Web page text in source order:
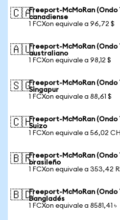
🇨🇦Freeport-McMoRan (Ondo
canadiense
1 FCXon equivale a 96,72 $
🇦🇺Freeport-McMoRan (Ondo
australiano
1 FCXon equivale a 98,12 $
🇸🇬Freeport-McMoRan (Ondo
Singapur
1 FCXon equivale a 88,61 $
🇨🇭Freeport-McMoRan (Ondo
Suizo
1 FCXon equivale a 56,02
🇧🇷Freeport-McMoRan (Ondo
brasileño
1 FCXon equivale a 353,42
🇧🇩Freeport-McMoRan (Ondo
Bangladés
1 FCXon equivale a 8581,41 ৳